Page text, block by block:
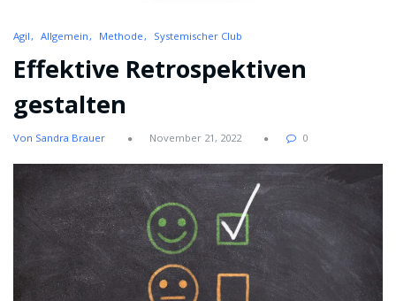
Agil Allgemein Methode Systemischer Club
Effektive Retrospektiven
gestalten
Von Sandra Brauer November 21, 2022 0